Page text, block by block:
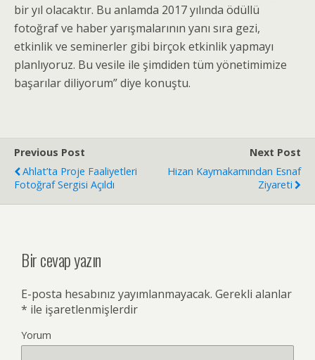
bir yıl olacaktır. Bu anlamda 2017 yılında ödüllü
fotoğraf ve haber yarışmalarının yanı sıra gezi,
etkinlik ve seminerler gibi birçok etkinlik yapmayı
planlıyoruz. Bu vesile ile şimdiden tüm yönetimimize
başarılar diliyorum” diye konuştu.
Previous Post
Ahlat’ta Proje Faaliyetleri
Fotoğraf Sergisi Açıldı
Next Post
Hizan Kaymakamından Esnaf
Ziyareti
Bir cevap yazın
E-posta hesabınız yayımlanmayacak. Gerekli alanlar
* ile işaretlenmişlerdir
Yorum